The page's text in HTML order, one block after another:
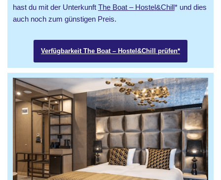
hast du mit der Unterkunft The Boat – Hostel&Chill* und dies
auch noch zum günstigen Preis.
Verfügbarkeit The Boat – Hostel&Chill prüfen*